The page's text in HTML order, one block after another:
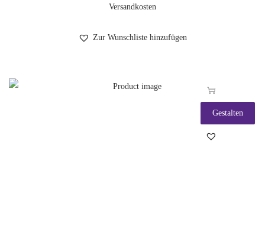
Versandkosten
Zur Wunschliste hinzufügen
Gestalten